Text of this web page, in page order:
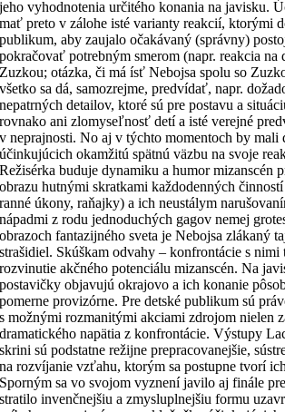
jeho vyhodnotenia určitého konania na javisku.
mať preto v zálohe isté varianty reakcií, ktorými
publikum, aby zaujalo očakávaný (správny)
pokračovať potrebným smerom (napr. reakcia na
Zuzkou; otázka, či má ísť Nebojsa spolu so
všetko sa dá, samozrejme, predvídať, napr.
nepatrných detailov, ktoré sú pre postavu a
rovnako ani zlomyseľnosť detí a isté verejné
v neprajnosti. No aj v týchto momentoch by mali
účinkujúcich okamžitú spätnú väzbu na svoje
Režisérka buduje dynamiku a humor mizanscén
obrazu hutnými skratkami každodenných
ranné úkony, raňajky) a ich neustálym
nápadmi z rodu jednoduchých gagov nemej
obrazoch fantazijného sveta je Nebojsa zlákaný
strašidiel. Skúškam odvahy – konfrontácie s nimi
rozvinutie akčného potenciálu mizanscén. Na
postavičky objavujú okrajovo a ich konanie
pomerne provizórne. Pre detské publikum sú
s možnými rozmanitými akciami zdrojom nielen
dramatického napätia z konfrontácie. Výstupy
skrini sú podstatne režijne prepracovanejšie,
na rozvíjanie vzťahu, ktorým sa postupne tvorí
Sporným sa vo svojom vyznení javilo aj finále
stratilo invenčnejšiu a zmysluplnejšiu formu